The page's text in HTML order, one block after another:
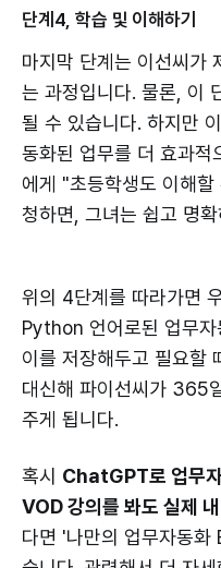
단계4, 학습 및 이해하기
마지막 단계는 이선씨가
는 과정입니다. 물론, 이
될 수 있습니다. 하지만
동화된 업무를 더 효과적
에게 "초등학생도 이해
청하면, 그녀는 쉽고 명
위의 4단계를 따라가면
Python 언어로된 업무자
이를 저장해두고 필요할
대신해 파이선씨가 365
주게 됩니다.
혹시 ChatGPT로 업무
VOD 강의를 봐도 실제
다면 '나만의 업무자동